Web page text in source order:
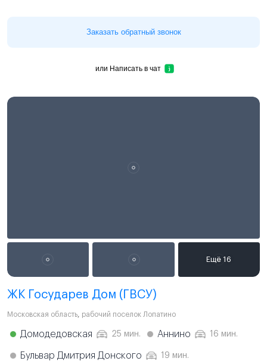
Заказать обратный звонок
или Написать в чат
ЖК Государев Дом (ГВСУ)
Московская область, рабочий поселок Лопатино
Домодедовская 25 мин. Аннино 16 мин.
Бульвар Дмитрия Донского 19 мин.